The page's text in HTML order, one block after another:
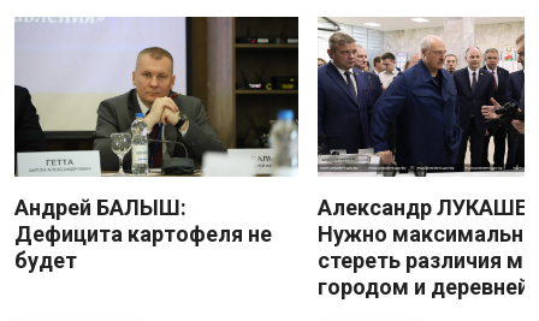
Андрей БАЛЫШ:
Дефицита картофеля не
будет
Александр
Нужно максимально
стереть различия
городом и деревней